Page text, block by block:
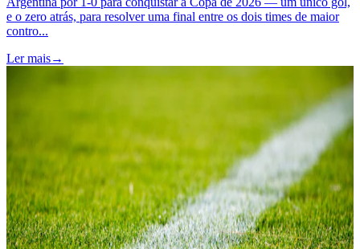
e o zero atrás, para resolver uma final entre os dois times de maior
contro...
Ler mais→